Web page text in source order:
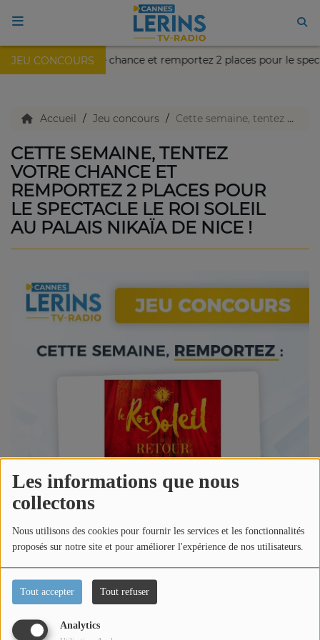
Les informations que nous
collectons
Nous utilisons des cookies pour fournir les services et les fonctionnalités
proposés sur notre site et pour améliorer l'expérience de nos utilisateurs.
Tout accepter Tout refuser
Analytics
JEU CONCOURS
semaine, tentez votre chance et remportez 2 places pour le
TV en direct
Replay TV
Agenda
Emissions Radio
Emissions TV
Jeu concours
Se connecter
Accueil Jeu concours Cette semaine, tentez votre chance et remportez 2 places pour le spectacle le roi soleil au Palais Nikaïa de Nice !
CETTE SEMAINE, TENTEZ
VOTRE CHANCE ET
REMPORTEZ 2 PLACES POUR
LE SPECTACLE LE ROI SOLEIL
AU PALAIS NIKAÏA DE NICE !
[JEU CONCOURS FACEBOOK - CANNES LERINS TV ET
RADIO]
Du 15/06/2026 au 18/06/2026, tentez de gagner 2 places